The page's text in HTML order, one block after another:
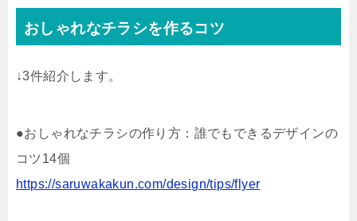
おしゃれなチラシを作るコツ
↓3件紹介します。
●おしゃれなチラシの作り方：誰でもできるデザインの
コツ14個
https://saruwakakun.com/design/tips/flyer